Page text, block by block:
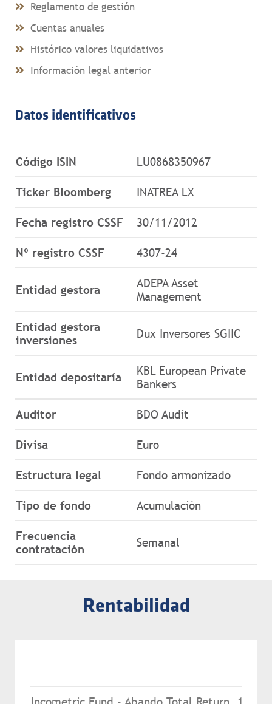
Reglamento de gestión
Cuentas anuales
Histórico valores liquidativos
Información legal anterior
Datos identificativos
Código ISIN LU0868350967
Ticker Bloomberg INATREA LX
Fecha registro CSSF 30/11/2012
Nº registro CSSF 4307-24
Entidad gestora
ADEPA Asset
Management
Entidad gestora
inversiones
Dux Inversores SGIIC
Entidad depositaría
KBL European Private
Bankers
Auditor BDO Audit
Divisa Euro
Estructura legal Fondo armonizado
Tipo de fondo Acumulación
Frecuencia
contratación
Semanal
Rentabilidad